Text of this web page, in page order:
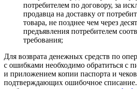
потребителем по договору, за
продавца на доставку от
товара, не позднее чем через
предъявления потребителем
требования;
Для возврата денежных средств по
с ошибками необходимо обратиться с
и приложением копии паспорта и
подтверждающих ошибочное